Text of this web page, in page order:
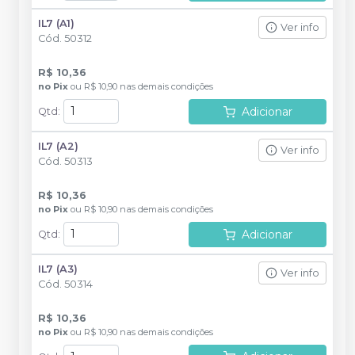
IL7 (A1)
Cód. 50312
Ver info
R$ 10,36
no Pix ou R$ 10,90 nas demais condições
Qtd : Adicionar
IL7 (A2)
Cód. 50313
Ver info
R$ 10,36
no Pix ou R$ 10,90 nas demais condições
Qtd : Adicionar
IL7 (A3)
Cód. 50314
Ver info
R$ 10,36
no Pix ou R$ 10,90 nas demais condições